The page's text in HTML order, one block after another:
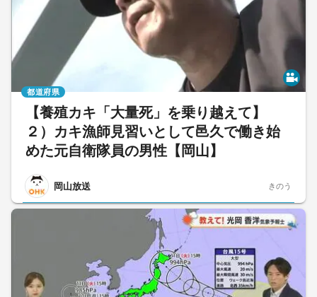
【養殖カキ「大量死」を乗り越えて】
２）カキ漁師見習いとして邑久で働き始
めた元自衛隊員の男性【岡山】
岡山放送
都道府県
きのう